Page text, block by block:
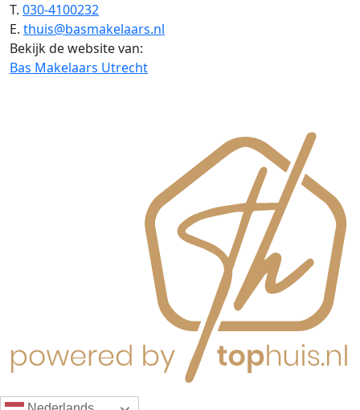
T. 030-4100232
E. thuis@basmakelaars.nl
Bekijk de website van:
Bas Makelaars Utrecht